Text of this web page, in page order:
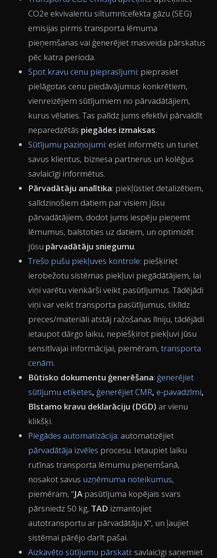
CO2e ekvivalentu siltumnīcefekta gāzu (SEG)
emisijas pirms transporta lēmuma
pieņemšanas vai ģenerējiet masveida pārskatus
pēc katra perioda.
Spot kravu cenu pieprasījumi: pieprasiet
pielāgotas cenu piedāvājumus konkrētiem,
vienreizējiem sūtījumiem no pārvadātājiem,
kurus vēlaties. Tas palīdz jums efektīvi pārvaldīt
neparedzētās piegādes izmaksas.
Sūtījumu paziņojumi: esiet informēts un turiet
savus klientus, biznesa partnerus un kolēģus
savlaicīgi informētus.
Pārvadātāju analītika: piekļūstiet detalizētiem,
salīdzinošiem datiem par visiem jūsu
pārvadātājiem, dodot jums iespēju pieņemt
lēmumus, balstoties uz datiem, un optimizēt
jūsu pārvadātāju sniegumu.
Trešo pušu piekļuves kontrole: piešķiriet
ierobežotu sistēmas piekļuvi piegādātājiem, lai
viņi varētu vienkārši veikt pasūtījumus. Tādējādi
viņi var veikt transporta pasūtījumus, tiklīdz
preces/materiāli atstāj ražošanas līniju, tādējādi
ietaupot dārgo laiku, nepiešķirot piekļuvi jūsu
sensitīvajai informācijai, piemēram, transporta
cenām.
Būtisko dokumentu ģenerēšana: ģenerējiet
sūtījumu etiķetes, ģenerējiet CMR, e-pavadzīmi,
Bīstamo kravu deklarāciju (DGD) ar vienu
klikšķi.
Piegādes automatizācija: automatizējiet
pārvadātāja izvēles procesu. Ietaupiet laiku
rutīnas transporta lēmumu pieņemšanā,
nosakot savus uzņēmuma noteikumus,
piemēram, "JA pasūtījuma kopējais svars
pārsniedz 50 kg, TAD izmantojiet
autotransportu ar pārvadātāju X", un ļaujiet
sistēmai pārējo darīt pašai.
Aizkavēto sūtījumu pārskati: savlaicīgi saņemiet